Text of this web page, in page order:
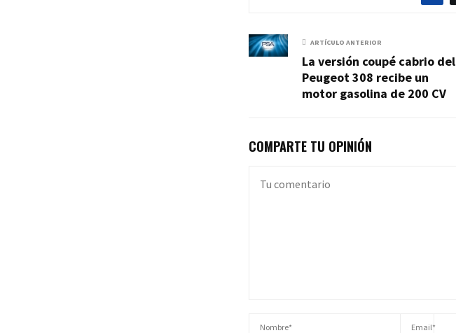
ARTÍCULO ANTERIOR
La versión coupé cabrio del
Peugeot 308 recibe un
motor gasolina de 200 CV
COMPARTE TU OPINIÓN